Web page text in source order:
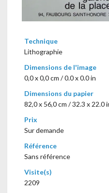
Technique
Lithographie
Dimensions de l'image
0,0 x 0,0 cm / 0.0 x 0.0 in
Dimensions du papier
82,0 x 56,0 cm / 32.3 x 22.0
Prix
Sur demande
Référence
Sans référence
Visite(s)
2209